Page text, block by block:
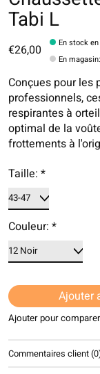
Tabi L
€26,00
En stock
En magasin
Conçues pour les
professionnels,
respirantes à
optimal de la
frottements à
Taille: *
Couleur: *
Ajouter
Ajouter pour comparer
Commentaires client